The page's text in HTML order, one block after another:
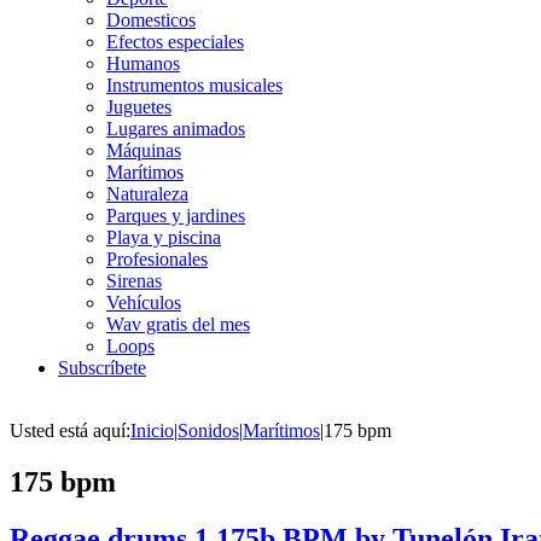
Domesticos
Efectos especiales
Humanos
Instrumentos musicales
Juguetes
Lugares animados
Máquinas
Marítimos
Naturaleza
Parques y jardines
Playa y piscina
Profesionales
Sirenas
Vehículos
Wav gratis del mes
Loops
Subscríbete
Usted está aquí:Inicio|Sonidos|Marítimos|175 bpm
175 bpm